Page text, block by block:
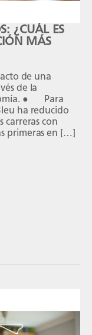
¿CUÁL ES
MÁS
de una
de la
● Para
ha reducido
carreras con
primeras en […]